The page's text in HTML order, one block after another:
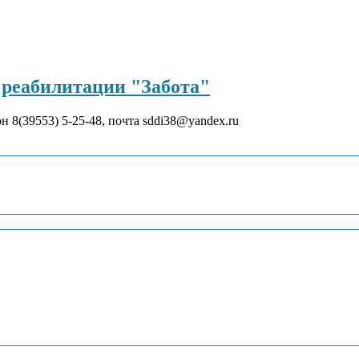
"Забота"
8(39553) 5-25-48, почта sddi38@yandex.ru